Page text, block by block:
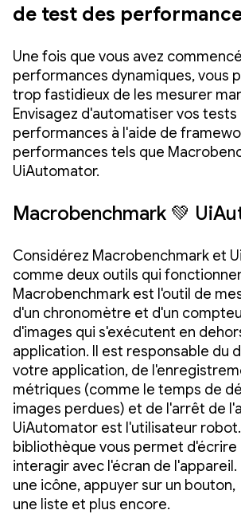
de test des
Une fois que vous avez
performances dynamiques, vous
trop fastidieux de les mesurer
Envisagez d'automatiser vos tests
performances à l'aide de
performances tels que
UiAutomator.
Macrobenchmark 💚
Considérez Macrobenchmark et
comme deux outils qui
Macrobenchmark est l'outil de
d'un chronomètre et d'un
d'images qui s'exécutent en
application. Il est responsable du
votre application, de
métriques (comme le temps de
images perdues) et de l'arrêt de
UiAutomator est l'utilisateur robot.
bibliothèque vous permet d'écrire
interagir avec l'écran de
une icône, appuyer sur un
une liste et plus encore.